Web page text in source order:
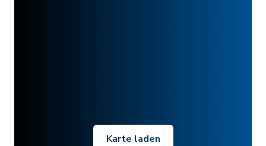
Karte laden